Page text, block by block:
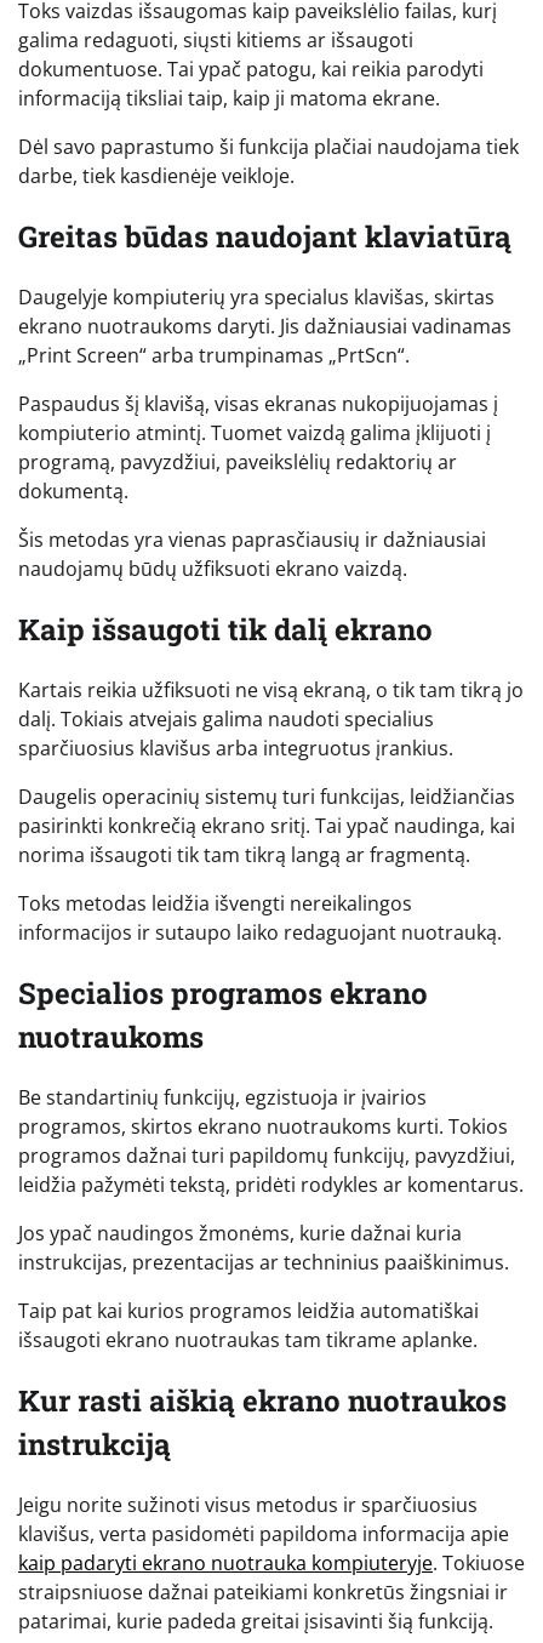
Toks vaizdas išsaugomas kaip paveikslėlio failas, kurį
galima redaguoti, siųsti kitiems ar išsaugoti
dokumentuose. Tai ypač patogu, kai reikia parodyti
informaciją tiksliai taip, kaip ji matoma ekrane.
Dėl savo paprastumo ši funkcija plačiai naudojama tiek
darbe, tiek kasdienėje veikloje.
Greitas būdas naudojant klaviatūrą
Daugelyje kompiuterių yra specialus klavišas, skirtas
ekrano nuotraukoms daryti. Jis dažniausiai vadinamas
„Print Screen“ arba trumpinamas „PrtScn“.
Paspaudus šį klavišą, visas ekranas nukopijuojamas į
kompiuterio atmintį. Tuomet vaizdą galima įklijuoti į
programą, pavyzdžiui, paveikslėlių redaktorių ar
dokumentą.
Šis metodas yra vienas paprasčiausių ir dažniausiai
naudojamų būdų užfiksuoti ekrano vaizdą.
Kaip išsaugoti tik dalį ekrano
Kartais reikia užfiksuoti ne visą ekraną, o tik tam tikrą jo
dalį. Tokiais atvejais galima naudoti specialius
sparčiuosius klavišus arba integruotus įrankius.
Daugelis operacinių sistemų turi funkcijas, leidžiančias
pasirinkti konkrečią ekrano sritį. Tai ypač naudinga, kai
norima išsaugoti tik tam tikrą langą ar fragmentą.
Toks metodas leidžia išvengti nereikalingos
informacijos ir sutaupo laiko redaguojant nuotrauką.
Specialios programos ekrano
nuotraukoms
Be standartinių funkcijų, egzistuoja ir įvairios
programos, skirtos ekrano nuotraukoms kurti. Tokios
programos dažnai turi papildomų funkcijų, pavyzdžiui,
leidžia pažymėti tekstą, pridėti rodykles ar komentarus.
Jos ypač naudingos žmonėms, kurie dažnai kuria
instrukcijas, prezentacijas ar techninius paaiškinimus.
Taip pat kai kurios programos leidžia automatiškai
išsaugoti ekrano nuotraukas tam tikrame aplanke.
Kur rasti aiškią ekrano nuotraukos
instrukciją
Jeigu norite sužinoti visus metodus ir sparčiuosius
klavišus, verta pasidomėti papildoma informacija apie
kaip padaryti ekrano nuotrauka kompiuteryje. Tokiuose
straipsniuose dažnai pateikiami konkretūs žingsniai ir
patarimai, kurie padeda greitai įsisavinti šią funkciją.